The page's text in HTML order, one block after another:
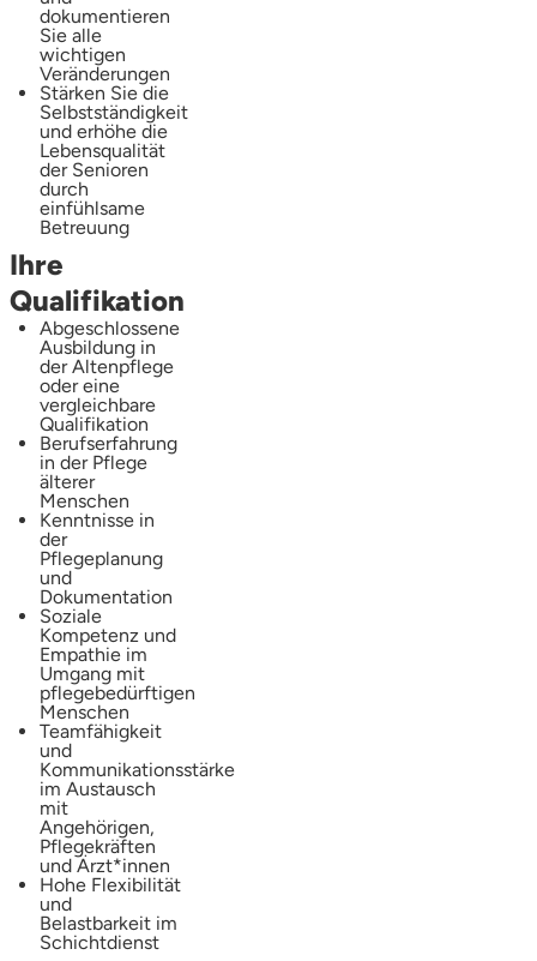
dokumentieren
Sie alle
wichtigen
Veränderungen
Stärken Sie die
Selbstständigkeit
und erhöhe die
Lebensqualität
der Senioren
durch
einfühlsame
Betreuung
Ihre
Qualifikation
Abgeschlossene
Ausbildung in
der Altenpflege
oder eine
vergleichbare
Qualifikation
Berufserfahrung
in der Pflege
älterer
Menschen
Kenntnisse in
der
Pflegeplanung
und
Dokumentation
Soziale
Kompetenz und
Empathie im
Umgang mit
pflegebedürftigen
Menschen
Teamfähigkeit
und
Kommunikationsstärke
im Austausch
mit
Angehörigen,
Pflegekräften
und Ärzt*innen
Hohe Flexibilität
und
Belastbarkeit im
Schichtdienst